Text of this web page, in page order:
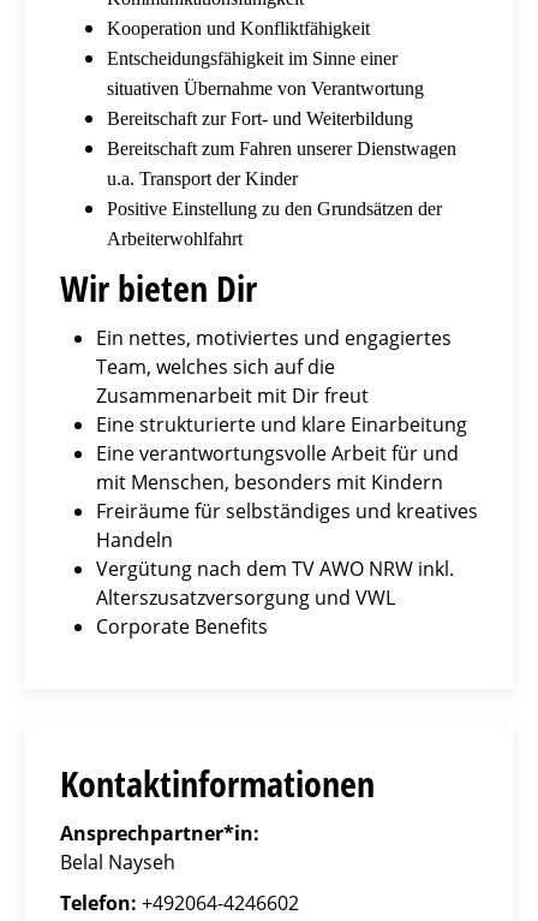
Kooperation und Konfliktfähigkeit
Entscheidungsfähigkeit im Sinne einer
situativen Übernahme von Verantwortung
Bereitschaft zur Fort- und Weiterbildung
Bereitschaft zum Fahren unserer Dienstwagen
u.a. Transport der Kinder
Positive Einstellung zu den Grundsätzen der
Arbeiterwohlfahrt
Wir bieten Dir
Ein nettes, motiviertes und engagiertes
Team, welches sich auf die
Zusammenarbeit mit Dir freut
Eine strukturierte und klare Einarbeitung
Eine verantwortungsvolle Arbeit für und
mit Menschen, besonders mit Kindern
Freiräume für selbständiges und kreatives
Handeln
Vergütung nach dem TV AWO NRW inkl.
Alterszusatzversorgung und VWL
Corporate Benefits
Kontaktinformationen
Ansprechpartner*in:
Belal Nayseh
Telefon: +492064-4246602